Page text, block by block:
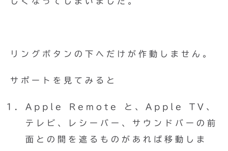
リングボタンの下へだけが作動しません。
サポートを見てみると
Apple Remote と、Apple TV、
テレビ、レシーバー、サウンドバーの前
面との間を遮るものがあれば移動しま